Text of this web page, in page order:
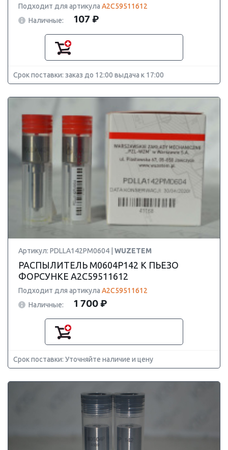
Подходит для артикула A2C59511612
Наличные:
107 ₽
Срок поставки: заказ до 12:00 выдача к 17:00
Артикул: PDLLA142PM0604 | WUZETEM
РАСПЫЛИТЕЛЬ M0604P142 К ПЬЕЗО
ФОРСУНКЕ A2C59511612
Подходит для артикула A2C59511612
Наличные:
1 700 ₽
Срок поставки: Уточняйте наличие и цену